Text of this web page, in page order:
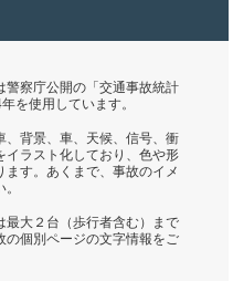
警察庁公開の「交通事故統計
を使用しています。
、背景、車、天候、信号、衝
イラスト化しており、色や形
す。あくまで、事故のイメ
最大２台（歩行者含む）まで
の個別ページの文字情報をご